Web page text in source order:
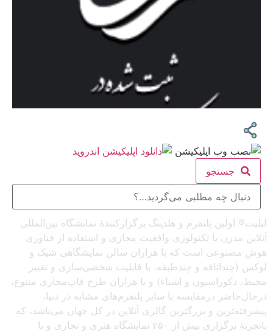
جستجو
لیلیت® اولین پلتفرم و هلدینگ برگزارکنندهٔ نمایشگاه بین‌المللی
آنلاین مدرن با تکنولوژی واقعیت مجازی و استفاده از فناوری
هوش مصنوعی است که با هزاران سالن نمایشگاهی شیک و
لوکس (چنداتاقه و چندطبقه، با قابلیت شخصی‌سازی و تغییر
محیط، دکوراسیون و اشیاء) و با هزاران طرح قاب‌مجازی متنوع،
درحال‌حاضر درمقایسه با سایر پلتفرم‌های مشابه در دنیا،
پیشرفته‌ترین و بزرگترین گالری آنلاین در کل جهان می‌باشد، که
باتجربهٔ برگزاری بیش از ۲۵۰ نمایشگاه هنری و تجاری و با